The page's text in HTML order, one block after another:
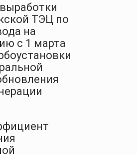
ТЭЦ по
на
с 1 марта